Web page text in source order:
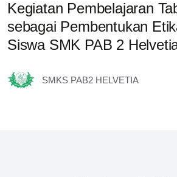
Kegiatan Pembelajaran
sebagai Pembentukan
Siswa SMK PAB 2
SMKS PAB2 HELVETIA